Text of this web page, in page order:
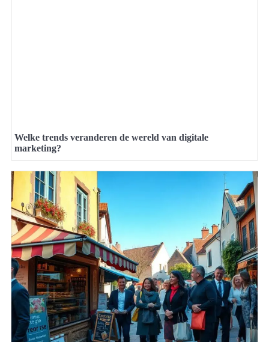
Welke trends veranderen de wereld van digitale
marketing?